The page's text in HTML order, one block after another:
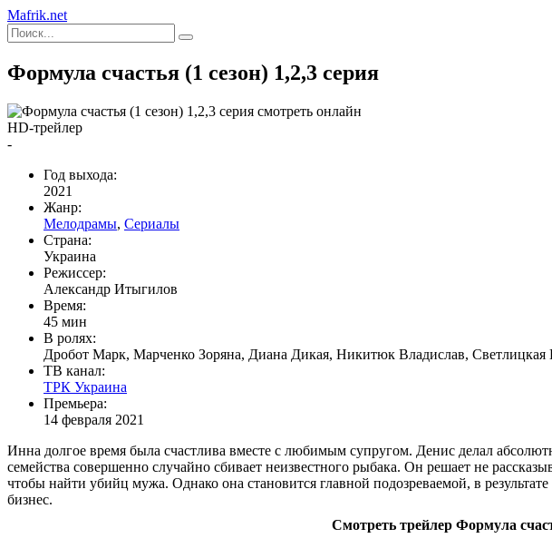
Mafrik.net
Формула счастья (1 сезон) 1,2,3 серия
HD-трейлер
-
Год выхода:
2021
Жанр:
Мелодрамы, Сериалы
Страна:
Украина
Режиссер:
Александр Итыгилов
Время:
45 мин
В ролях:
Дробот Марк, Марченко Зоряна, Диана Дикая, Никитюк Владислав, Светлицкая
ТВ канал:
ТРК Украина
Премьера:
14 февраля 2021
Инна долгое время была счастлива вместе с любимым супругом. Денис делал
семейства совершенно случайно сбивает неизвестного рыбака. Он решает не
чтобы найти убийц мужа. Однако она становится главной подозреваемой, в
бизнес.
Смотреть трейлер Формула